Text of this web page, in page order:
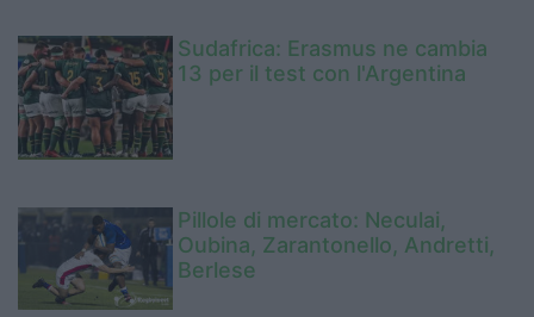
Sudafrica: Erasmus ne cambia
13 per il test con l'Argentina
Pillole di mercato: Neculai,
Oubina, Zarantonello, Andretti,
Berlese